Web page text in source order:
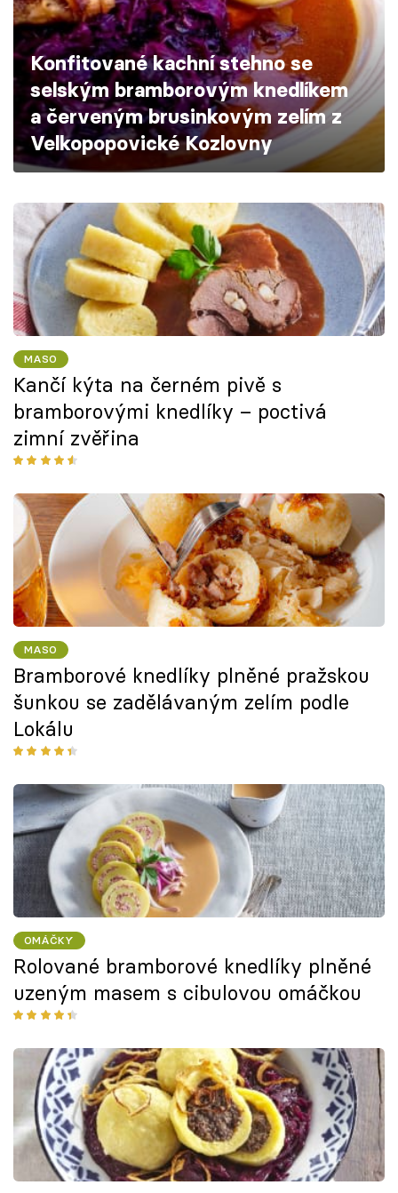
Škola vaření
Recepty z TV
Speciál: Cuketa
Těhotnej kuchař
Přihlášení
Sledujte nás
Konfitované kachní stehno se
selským bramborovým knedlíkem
a červeným brusinkovým zelím z
Velkopopovické Kozlovny
MASO
Kančí kýta na černém pivě s
bramborovými knedlíky – poctivá
zimní zvěřina
MASO
Bramborové knedlíky plněné pražskou
šunkou se zadělávaným zelím podle
Lokálu
OMÁČKY
Rolované bramborové knedlíky plněné
uzeným masem s cibulovou omáčkou